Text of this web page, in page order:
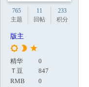
765
主题
11
回帖
233
积分
版主
精华
0
Ｔ豆
847
RMB
0